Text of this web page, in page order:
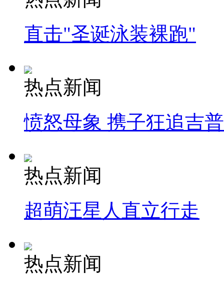
直击"圣诞泳装裸跑"
热点新闻
愤怒母象 携子狂追吉
热点新闻
超萌汪星人直立行走
热点新闻